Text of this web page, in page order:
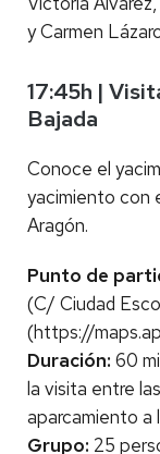
y Carmen
17:45h |
Bajada
Conoce el
yacimiento con
Aragón.
Punto de
(C/ Ciudad
(https://
Duración: 60
la visita entre
aparcamiento a
Grupo: 25